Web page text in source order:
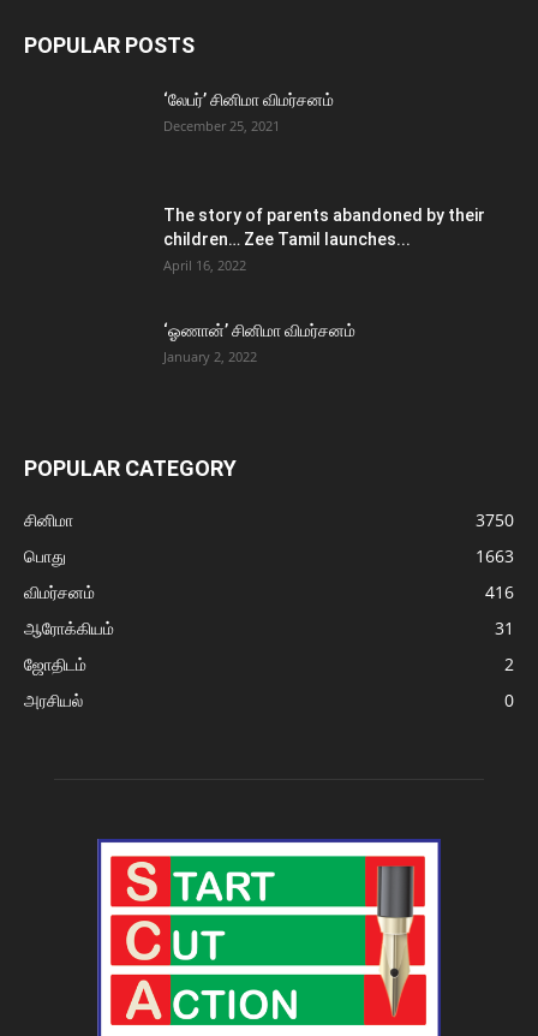
POPULAR POSTS
‘லேபர்’ சினிமா விமர்சனம்
December 25, 2021
The story of parents abandoned by their
children… Zee Tamil launches...
April 16, 2022
‘ஓணான்’ சினிமா விமர்சனம்
January 2, 2022
POPULAR CATEGORY
சினிமா
3750
பொது
1663
விமர்சனம்
416
ஆரோக்கியம்
31
ஜோதிடம்
2
அரசியல்
0